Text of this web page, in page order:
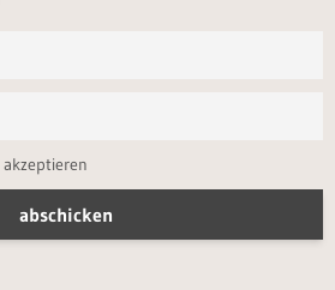
akzeptieren